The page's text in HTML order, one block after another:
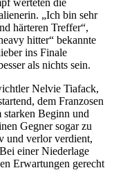
werteten die
„Ich bin sehr
härteren Treffer“,
hitter“ bekannte
ins Finale
als nichts sein.
Nelvie Tiafack,
dem Franzosen
Beginn und
Gegner sogar zu
und verlor verdient,
einer Niederlage
Erwartungen gerecht